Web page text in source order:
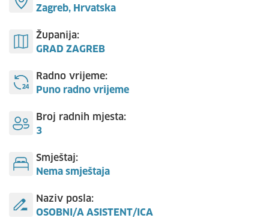
Zagreb, Hrvatska
Županija:
GRAD ZAGREB
Radno vrijeme:
Puno radno vrijeme
Broj radnih mjesta:
3
Smještaj:
Nema smještaja
Naziv posla:
OSOBNI/A ASISTENT/ICA